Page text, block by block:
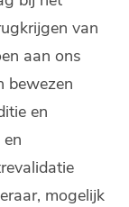
van
aan ons
bewezen
en
mogelijk